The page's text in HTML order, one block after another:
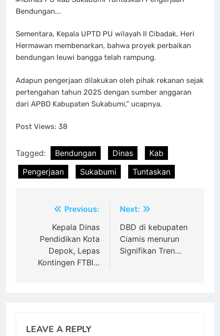
Sementara, Kepala UPTD PU wilayah II Cibadak, Heri
Hermawan membenarkan, bahwa proyek perbaikan
bendungan leuwi bangga telah rampung.
Adapun pengerjaan dilakukan oleh pihak rekanan sejak
pertengahan tahun 2025 dengan sumber anggaran
dari APBD Kabupaten Sukabumi,” ucapnya.
Post Views: 38
Tagged: Bendungan Dinas
Kab
Pengerjaan
Sukabumi Tuntaskan
navigation
Previous:
Kepala Dinas
Pendidikan Kota
Depok, Lepas
Kontingen FTBI…
Next:
DBD di kebupaten
Ciamis menurun
Signifikan Tren…
LEAVE A REPLY